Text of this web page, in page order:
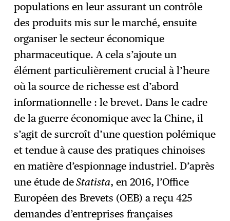
populations en leur assurant un contrôle
des produits mis sur le marché, ensuite
organiser le secteur économique
pharmaceutique. A cela s’ajoute un
élément particulièrement crucial à l’heure
où la source de richesse est d’abord
informationnelle : le brevet. Dans le cadre
de la guerre économique avec la Chine, il
s’agit de surcroît d’une question polémique
et tendue à cause des pratiques chinoises
en matière d’espionnage industriel. D’après
une étude deStatista, en 2016, l’Office
Européen des Brevets (OEB) a reçu 425
demandes d’entreprises françaises